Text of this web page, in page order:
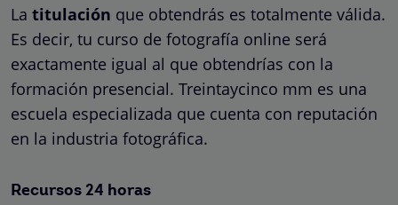
La titulación que obtendrás es totalmente válida.
Es decir, tu curso de fotografía online será
exactamente igual al que obtendrías con la
formación presencial. Treintaycinco mm es una
escuela especializada que cuenta con reputación
en la industria fotográfica.
Recursos 24 horas